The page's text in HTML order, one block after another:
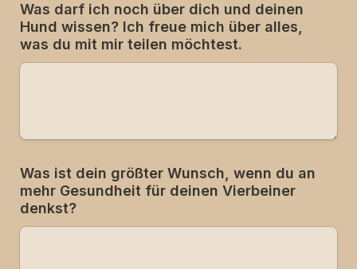
Was darf ich noch über dich und deinen
Hund wissen? Ich freue mich über alles,
was du mit mir teilen möchtest.
Was ist dein größter Wunsch, wenn du an
mehr Gesundheit für deinen Vierbeiner
denkst?